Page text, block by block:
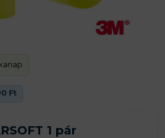
1 pár
Ft